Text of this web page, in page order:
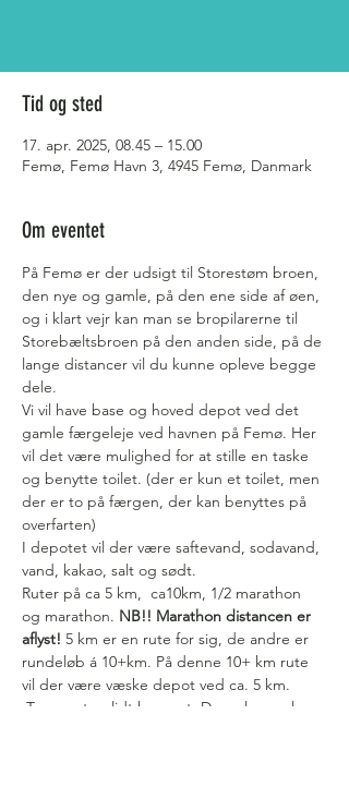
Tid og sted
17. apr. 2025, 08.45 – 15.00
Femø, Femø Havn 3, 4945 Femø, Danmark
Om eventet
På Femø er der udsigt til Storestøm broen,
den nye og gamle, på den ene side af øen,
og i klart vejr kan man se bropilarerne til
Storebæltsbroen på den anden side, på de
lange distancer vil du kunne opleve begge
dele.
Vi vil have base og hoved depot ved det
gamle færgeleje ved havnen på Femø. Her
vil det være mulighed for at stille en taske
og benytte toilet. (der er kun et toilet, men
der er to på færgen, der kan benyttes på
overfarten)
I depotet vil der være saftevand, sodavand,
vand, kakao, salt og sødt.
Ruter på ca 5 km,  ca10km, 1/2 marathon
og marathon. NB!! Marathon distancen er
aflyst! 5 km er en rute for sig, de andre er
rundeløb á 10+km. På denne 10+ km rute
vil der være væske depot ved ca. 5 km.
Terrænet er lidt kuperet. Du vælger selv